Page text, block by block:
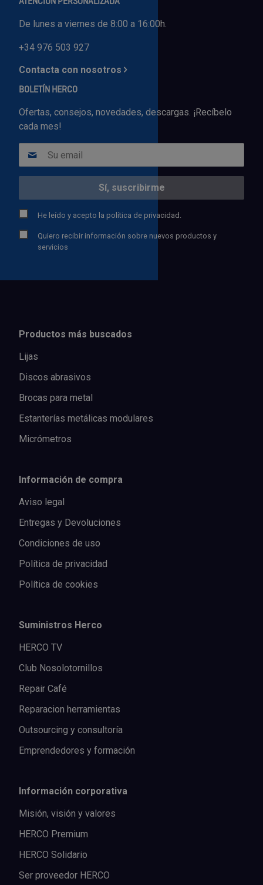
De lunes a viernes de 8:00 a 16:00h.
+34 976 503 927
Contacta con nosotros
BOLETÍN HERCO
Ofertas, consejos, novedades, descargas. ¡Recíbelo
cada mes!
He leído y acepto la política de privacidad.
Quiero recibir información sobre nuevos productos y
servicios
Productos más buscados
Lijas
Discos abrasivos
Brocas para metal
Estanterías metálicas modulares
Micrómetros
Información de compra
Aviso legal
Entregas y Devoluciones
Condiciones de uso
Política de privacidad
Política de cookies
Suministros Herco
HERCO TV
Club Nosolotornillos
Repair Café
Reparacion herramientas
Outsourcing y consultoría
Emprendedores y formación
Información corporativa
Misión, visión y valores
HERCO Premium
HERCO Solidario
Ser proveedor HERCO